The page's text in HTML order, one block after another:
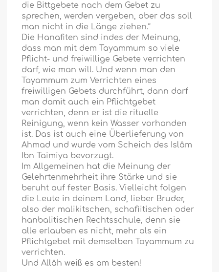
die Bittgebete nach dem Gebet zu
sprechen, werden vergeben, aber das soll
man nicht in die Länge ziehen.“
Die Hanafiten sind indes der Meinung,
dass man mit dem Tayammum so viele
Pflicht- und freiwillige Gebete verrichten
darf, wie man will. Und wenn man den
Tayammum zum Verrichten eines
freiwilligen Gebets durchführt, dann darf
man damit auch ein Pflichtgebet
verrichten, denn er ist die rituelle
Reinigung, wenn kein Wasser vorhanden
ist. Das ist auch eine Überlieferung von
Ahmad und wurde vom Scheich des Islâm
Ibn Taimiya bevorzugt.
Im Allgemeinen hat die Meinung der
Gelehrtenmehrheit ihre Stärke und sie
beruht auf fester Basis. Vielleicht folgen
die Leute in deinem Land, lieber Bruder,
also der malikitschen, schafìitischen oder
hanbalitischen Rechtsschule, denn sie
alle erlauben es nicht, mehr als ein
Pflichtgebet mit demselben Tayammum zu
verrichten.
Und Allâh weiß es am besten!